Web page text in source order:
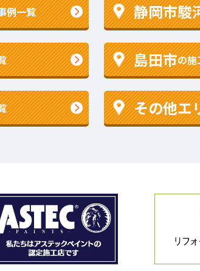
例一覧 静岡市駿
島田市の施
その他エ